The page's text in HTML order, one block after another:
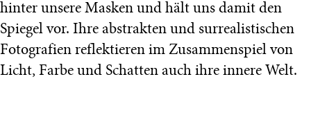
hinter unsere Masken und hält uns damit den
Spiegel vor. Ihre abstrakten und surrealistischen
Fotografien reflektieren im Zusammenspiel von
Licht, Farbe und Schatten auch ihre innere Welt.